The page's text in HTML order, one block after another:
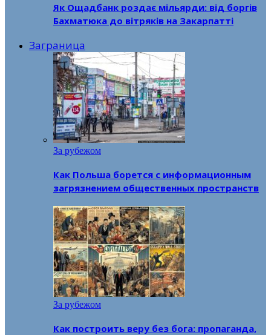
Як Ощадбанк роздає мільярди: від боргів
Бахматюка до вітряків на Закарпатті
Заграница
За рубежом
Как Польша борется с информационным
загрязнением общественных пространств
За рубежом
Как построить веру без бога: пропаганда,